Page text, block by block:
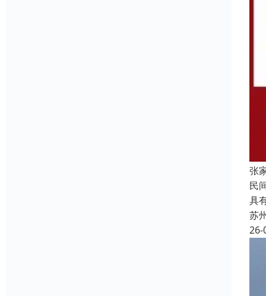
张
民
具
苏
26-